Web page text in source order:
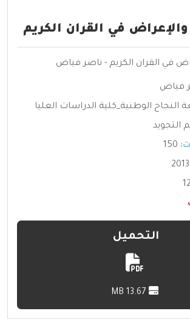
في القران الكريم
في القران الكريم - ناصر فياض
فياض
النجاح الوطنية_كلية الدراسات العليا
التجويد
150
2013
التحميل